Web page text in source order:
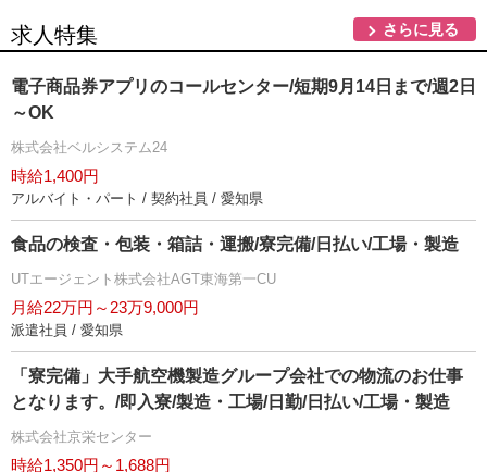
求人特集 さらに見る
電子商品券アプリのコールセンター/短期9月14日まで/週2日
～OK
株式会社ベルシステム24
時給1,400円
アルバイト・パート / 契約社員 / 愛知県
食品の検査・包装・箱詰・運搬/寮完備/日払い/工場・製造
UTエージェント株式会社AGT東海第一CU
月給22万円～23万9,000円
派遣社員 / 愛知県
「寮完備」大手航空機製造グループ会社での物流のお仕事
となります。/即入寮/製造・工場/日勤/日払い/工場・製造
株式会社京栄センター
時給1,350円～1,688円